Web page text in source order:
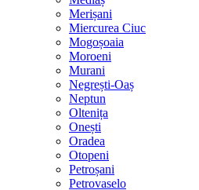
Merișani
Miercurea Ciuc
Mogoșoaia
Moroeni
Murani
Negrești-Oaș
Neptun
Oltenița
Onești
Oradea
Otopeni
Petroșani
Petrovaselo